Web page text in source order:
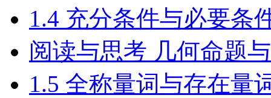
1.4 充分条件与必要条
阅读与思考 几何命题
1.5 全称量词与存在量